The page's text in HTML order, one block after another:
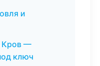
и
Кров —
ключ